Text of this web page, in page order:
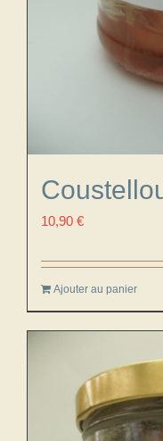
10,90 €
Ajouter au panier